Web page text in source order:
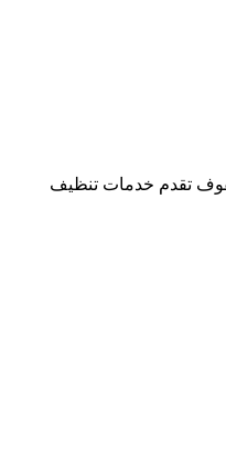
تقدم خدمات تنظيف